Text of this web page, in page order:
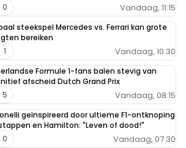
Vandaag, 11:15
0
steekspel Mercedes vs. Ferrari kan grote
bereiken
Vandaag, 10:30
1
Formule 1-fans balen stevig van
afscheid Dutch Grand Prix
Vandaag, 08:15
5
geïnspireerd door ultieme F1-ontknoping
en Hamilton: "Leven of dood!"
Vandaag, 07:30
0